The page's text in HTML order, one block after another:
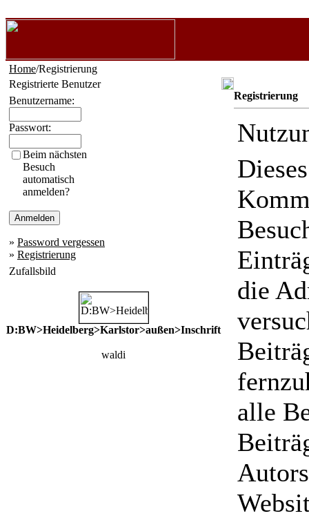
Home/Registrierung
Registrierte Benutzer
Benutzername:
Passwort:
Beim nächsten
Besuch
automatisch
anmelden?
» Password vergessen
» Registrierung
Zufallsbild
D:BW>Heidelberg>Karlstor>außen>Inschrift
waldi
Registrierung
die
alle